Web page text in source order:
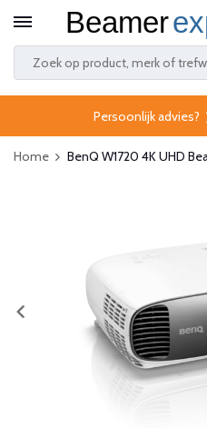
Persoonlijk advies?
Home BenQ W1720 4K UHD